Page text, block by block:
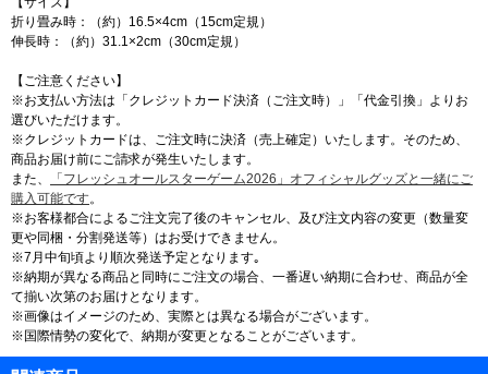
折り畳み時：（約）16.5×4cm（15cm定規）
伸長時：（約）31.1×2cm（30cm定規）
【ご注意ください】
※お支払い方法は「クレジットカード決済（ご注文時）」「代金引換」よりお
選びいただけます。
※クレジットカードは、ご注文時に決済（売上確定）いたします。そのため、
商品お届け前にご請求が発生いたします。
また、
「フレッシュオールスターゲーム2026」オフィシャルグッズと一緒にご
購入可能です。
※お客様都合によるご注文完了後のキャンセル、及び注文内容の変更（数量変
更や同梱・分割発送等）はお受けできません。
※7月中旬頃より順次発送予定となります｡
※納期が異なる商品と同時にご注文の場合、一番遅い納期に合わせ、商品が全
て揃い次第のお届けとなります。
※画像はイメージのため、実際とは異なる場合がございます。
※国際情勢の変化で、納期が変更となることがございます。